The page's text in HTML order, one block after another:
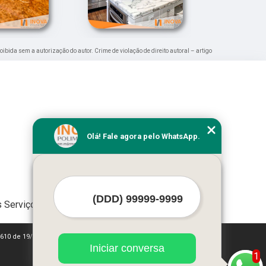
sem a autorização do autor. Crime de violação de direito autoral – artigo
de 19/02/1998)
1
Olá! Fale agora pelo WhatsApp.
Iniciar conversa